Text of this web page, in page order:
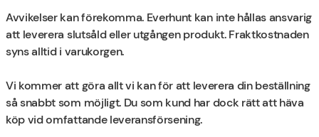
Avvikelser kan förekomma. Everhunt kan inte hållas ansvarig
att leverera slutsåld eller utgången produkt. Fraktkostnaden
syns alltid i varukorgen.
Vi kommer att göra allt vi kan för att leverera din beställning
så snabbt som möjligt. Du som kund har dock rätt att häva
köp vid omfattande leveransförsening.